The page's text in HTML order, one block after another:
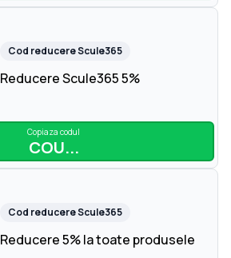
Cod reducereScule365
Reducere Scule365 5%
Copiaza codul
COU...
Cod reducereScule365
Reducere 5% la toate produsele